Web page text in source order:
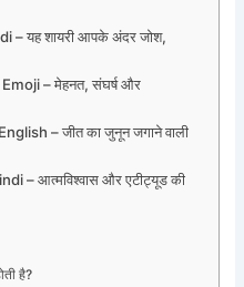
– यह शायरी आपके अंदर जोश,
– मेहनत, संघर्ष और
– जीत का जुनून जगाने वाली
– आत्मविश्वास और एटीट्यूड की
है?